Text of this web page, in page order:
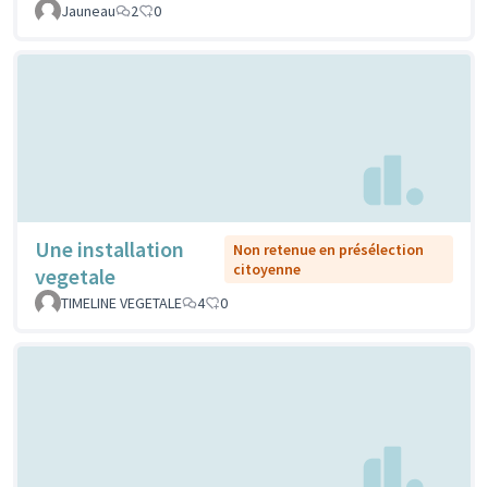
Jauneau
2 0
Une installation
vegetale
Non retenue en présélection
citoyenne
TIMELINE VEGETALE
4 0